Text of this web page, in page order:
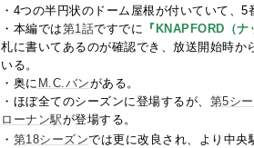
・4つの半円状のドーム屋根が付いていて、5
・本編では第1話ですでに 『KNAPFORD（ナ
札に書いてあるのが確認でき、放送開始時
いる。
・奥に M.C.バンがある。
・ほぼ全てのシーズンに登場するが、 第5シ
ローナン駅が登場する。
・ 第18シーズンでは更に改良され、より中央